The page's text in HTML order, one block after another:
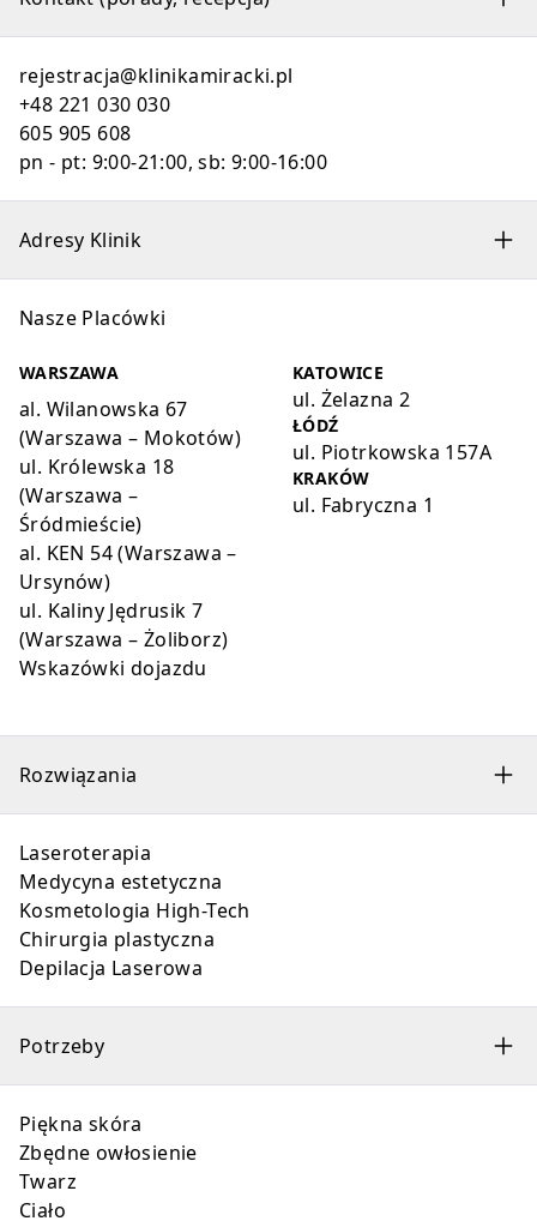
rejestracja@klinikamiracki.pl
+48 221 030 030
605 905 608
pn - pt: 9:00-21:00, sb: 9:00-16:00
Adresy Klinik
Nasze Placówki
WARSZAWA
al. Wilanowska 67
(Warszawa – Mokotów)
ul. Królewska 18
(Warszawa –
Śródmieście)
al. KEN 54 (Warszawa –
Ursynów)
ul. Kaliny Jędrusik 7
(Warszawa – Żoliborz)
Wskazówki dojazdu
KATOWICE
ul. Żelazna 2
ŁÓDŹ
ul. Piotrkowska 157A
KRAKÓW
ul. Fabryczna 1
Rozwiązania
Laseroterapia
Medycyna estetyczna
Kosmetologia High-Tech
Chirurgia plastyczna
Depilacja Laserowa
Potrzeby
Piękna skóra
Zbędne owłosienie
Twarz
Ciało